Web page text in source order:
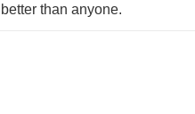
better than anyone.